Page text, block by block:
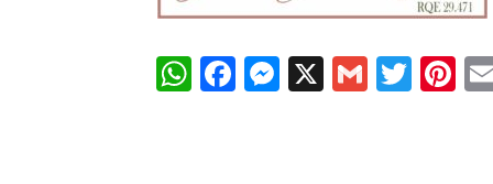
WhatsApp
Facebook
Messenger
X Gmail